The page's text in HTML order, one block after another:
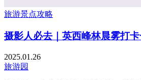
旅游景点攻略
摄影人必去｜英西峰林晨雾打
2025.01.26
旅游园